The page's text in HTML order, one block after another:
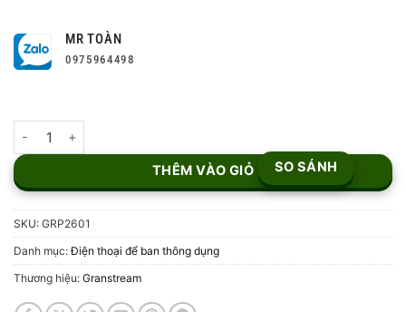
MR TOÀN
0975964498
THÊM VÀO GIỎ SO SÁNH
SKU: GRP2601
Danh mục:Điện thoại để ban thông dụng
Thương hiệu: Granstream